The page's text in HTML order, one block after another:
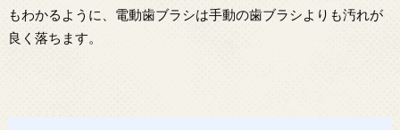
もわかるように、電動歯ブラシは手動の歯ブラシよりも汚れが
良く落ちます。